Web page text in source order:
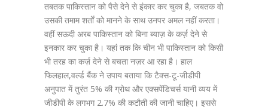
तबतक पाकिस्तान को पैसे देने से इंकार कर चुका है, जबतक वो
उसकी तमाम शर्तों को मानने के साथ उनपर अमल नहीं करता।
वहीं सऊदी अरब पाकिस्तान को बिना ब्याज़ के कर्ज़ देने से
इनकार कर चुका है। यहां तक कि चीन भी पाकिस्तान को किसी
भी तरह का कर्ज़ देने से बचता नज़र आ रहा है। हाल
फिलहाल,वर्ल्ड बैंक ने उपाय बताया कि टैक्स-टू-जीडीपी
अनुपात में तुरंत 5% की ग्रोथ और एक्सपेंडिचर्स यानी व्यय में
जीडीपी के लगभग 2.7% की कटौती की जानी चाहिए। इससे